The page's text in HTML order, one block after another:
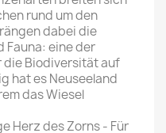
rund um den
dabei die
Fauna: eine der
Biodiversität auf
hat es Neuseeland
das Wiesel
Herz des Zorns - Für